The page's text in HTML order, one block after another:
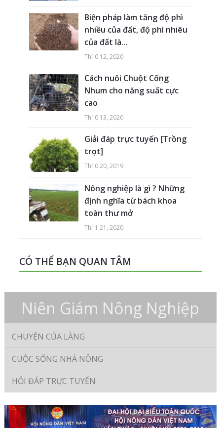
Biện pháp làm tăng độ phì
nhiều của đất, độ phì nhiêu
của đất là...
Th10 12, 2020
Cách nuôi Chuột Cống
Nhum cho năng suất cực
cao
Th10 13, 2020
Giải đáp trực tuyến [Trồng
trọt]
Th10 20, 2019
Nông nghiệp là gì ? Những
định nghĩa từ bách khoa
toàn thư mở
Th11 21, 2020
CÓ THỂ BẠN QUAN TÂM
Niên Giám Nông Nghiệp
CHUYỆN CỦA LÀNG
CUỘC SỐNG NHÀ NÔNG
HỎI ĐÁP TRỰC TUYẾN